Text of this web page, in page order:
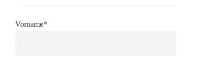
Vorname*